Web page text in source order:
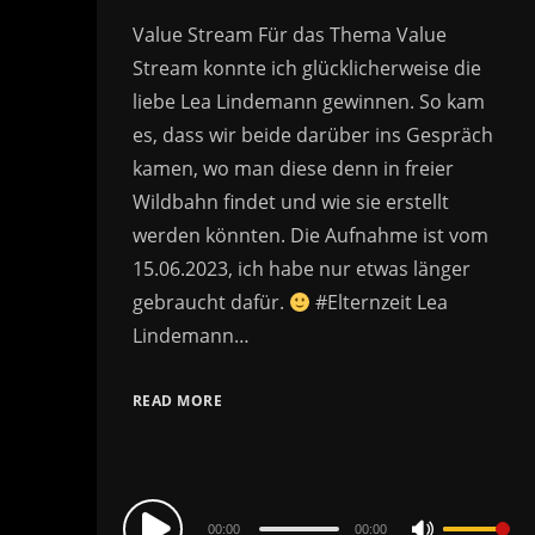
Value Stream Für das Thema Value
Stream konnte ich glücklicherweise die
liebe Lea Lindemann gewinnen. So kam
es, dass wir beide darüber ins Gespräch
kamen, wo man diese denn in freier
Wildbahn findet und wie sie erstellt
werden könnten. Die Aufnahme ist vom
15.06.2023, ich habe nur etwas länger
gebraucht dafür.
#Elternzeit Lea
Lindemann…
READ MORE
Audio
00:00 00:00